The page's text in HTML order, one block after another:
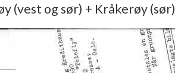
(vest og sør) + Kråkerøy (sør)